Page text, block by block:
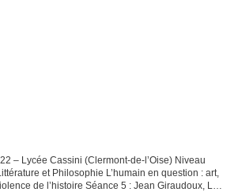
– Lycée Cassini (Clermont-de-l’Oise) Niveau
et Philosophie L’humain en question : art,
de l’histoire Séance 5 : Jean Giraudoux, La